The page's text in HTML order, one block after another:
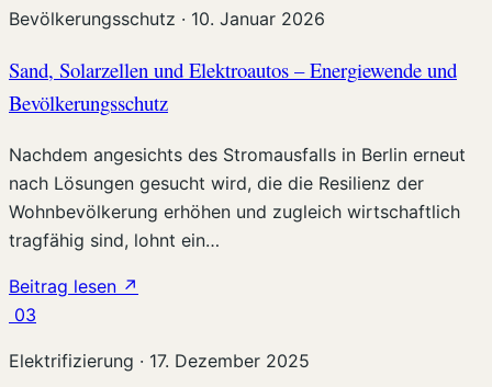
Bevölkerungsschutz · 10. Januar 2026
Sand, Solarzellen und Elektroautos – Energiewende und
Bevölkerungsschutz
Nachdem angesichts des Stromausfalls in Berlin erneut
nach Lösungen gesucht wird, die die Resilienz der
Wohnbevölkerung erhöhen und zugleich wirtschaftlich
tragfähig sind, lohnt ein…
Beitrag lesen ↗
03
Elektrifizierung · 17. Dezember 2025